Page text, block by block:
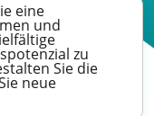
eine
und
zu
Sie die
neue